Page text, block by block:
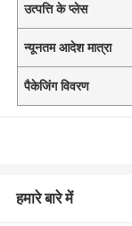
उत्पत्ति के प्लेस
न्यूनतम आदेश मात्रा
पैकेजिंग विवरण
हमारे बारे में